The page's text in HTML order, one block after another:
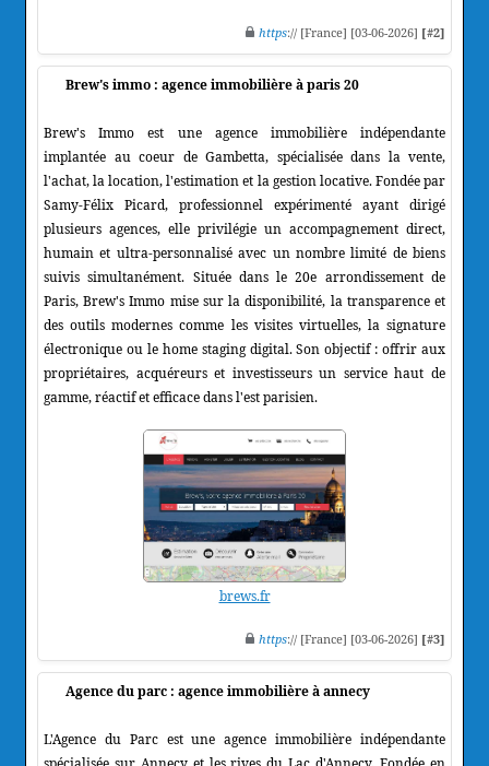
https:// [France] [03-06-2026] [#2]
Brew's immo : agence immobilière à paris 20
Brew's Immo est une agence immobilière indépendante
implantée au coeur de Gambetta, spécialisée dans la vente,
l'achat, la location, l'estimation et la gestion locative. Fondée par
Samy-Félix Picard, professionnel expérimenté ayant dirigé
plusieurs agences, elle privilégie un accompagnement direct,
humain et ultra-personnalisé avec un nombre limité de biens
suivis simultanément. Située dans le 20e arrondissement de
Paris, Brew's Immo mise sur la disponibilité, la transparence et
des outils modernes comme les visites virtuelles, la signature
électronique ou le home staging digital. Son objectif : offrir aux
propriétaires, acquéreurs et investisseurs un service haut de
gamme, réactif et efficace dans l'est parisien.
brews.fr
https:// [France] [03-06-2026] [#3]
Agence du parc : agence immobilière à annecy
L'Agence du Parc est une agence immobilière indépendante